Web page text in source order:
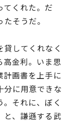
てくれた。だ
そうだ。
貸してくれなく
高金利。いま思
計画書を上手に
分に用意できな
それに、ぼく
と、謙遜する武